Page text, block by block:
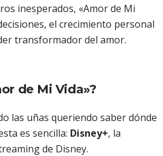
inesperados, «Amor de Mi
el crecimiento personal
transformador del amor.
de Mi Vida»?
las uñas queriendo saber dónde
es sencilla: Disney+, la
de Disney.